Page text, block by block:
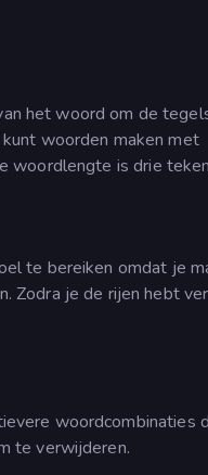
het woord om de
woorden maken met
woordlengte is drie
te bereiken omdat je
Zodra je de rijen hebt
woordcombinaties
te verwijderen.